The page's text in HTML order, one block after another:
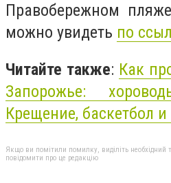
Правобережном
можно увидеть по
Читайте также: Как
Запорожье:
Крещение, баскетбол
Якщо ви помітили помилку, виділіть необхідний
повідомити про це редакцію